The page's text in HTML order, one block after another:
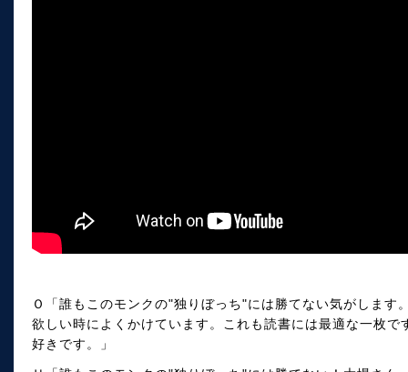
Ｏ「誰もこのモンクの"独りぼっち"には勝てない気がします
欲しい時によくかけています。これも読書には最適な一枚
好きです。」